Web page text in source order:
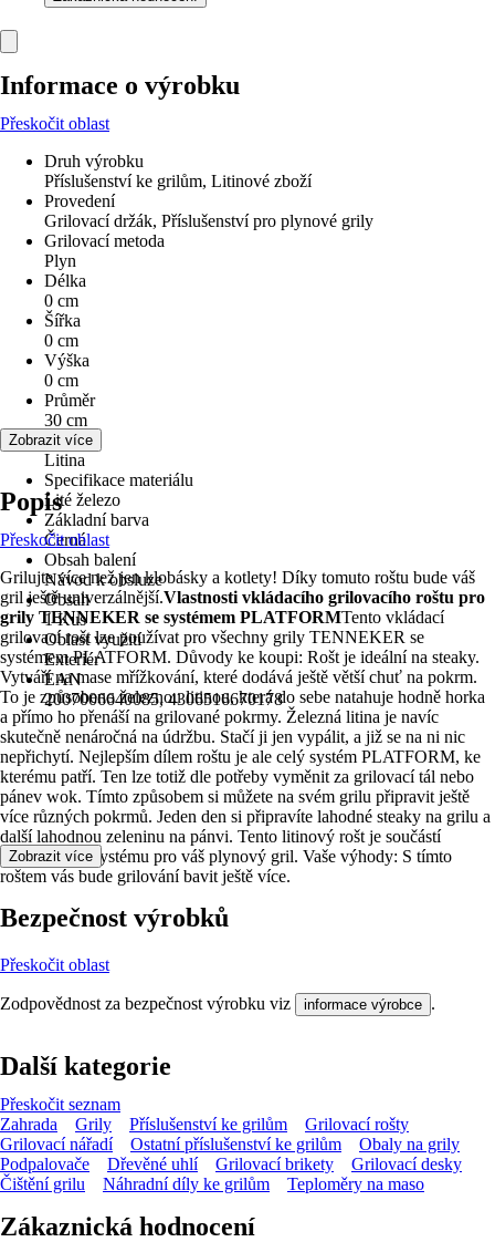
Informace o výrobku
Přeskočit oblast
Druh výrobku
Příslušenství ke grilům, Litinové zboží
Provedení
Grilovací držák, Příslušenství pro plynové grily
Grilovací metoda
Plyn
Délka
0 cm
Šířka
0 cm
Výška
0 cm
Průměr
30 cm
Materiál
Litina
Specifikace materiálu
Lité železo
Základní barva
Černá
Obsah balení
Návod k obsluze
Obsah
1 Kus
Oblast využití
Exteriér
EAN
2007006640085, 4306516670178
Zobrazit více
Popis
Přeskočit oblast
Grilujte více než jen klobásky a kotlety! Díky tomuto roštu bude váš
gril ještě univerzálnější.Vlastnosti vkládacího grilovacího roštu pro
grily TENNEKER se systémem PLATFORMTento vkládací
grilovací rošt lze používat pro všechny grily TENNEKER se
systémem PLATFORM. Důvody ke koupi: Rošt je ideální na steaky.
Vytváří na mase mřížkování, které dodává ještě větší chuť na pokrm.
To je způsobeno železnou litinou, která do sebe natahuje hodně horka
a přímo ho přenáší na grilované pokrmy. Železná litina je navíc
skutečně nenáročná na údržbu. Stačí ji jen vypálit, a již se na ni nic
nepřichytí. Nejlepším dílem roštu je ale celý systém PLATFORM, ke
kterému patří. Ten lze totiž dle potřeby vyměnit za grilovací tál nebo
pánev wok. Tímto způsobem si můžete na svém grilu připravit ještě
více různých pokrmů. Jeden den si připravíte lahodné steaky na grilu a
další lahodnou zeleninu na pánvi. Tento litinový rošt je součástí
modulárního systému pro váš plynový gril. Vaše výhody: S tímto
roštem vás bude grilování bavit ještě více.
Zobrazit více
Bezpečnost výrobků
Přeskočit oblast
Zodpovědnost za bezpečnost výrobku viz informace výrobce .
Další kategorie
Přeskočit seznam
Zahrada
Grily Příslušenství ke grilům
Grilovací rošty
Grilovací nářadí
Ostatní příslušenství ke grilům
Obaly na grily
Podpalovače
Dřevěné uhlí Grilovací brikety
Grilovací desky
Čištění grilu
Náhradní díly ke grilům Teploměry na maso
Zákaznická hodnocení